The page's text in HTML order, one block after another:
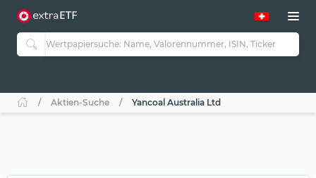
Aktien-Suche Yancoal Australia Ltd